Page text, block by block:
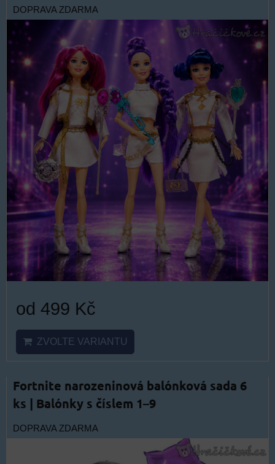
DOPRAVA ZDARMA
od 499 Kč
ZVOLTE VARIANTU
Fortnite narozeninová balónková sada 6
ks | Balónky s číslem 1–9
DOPRAVA ZDARMA